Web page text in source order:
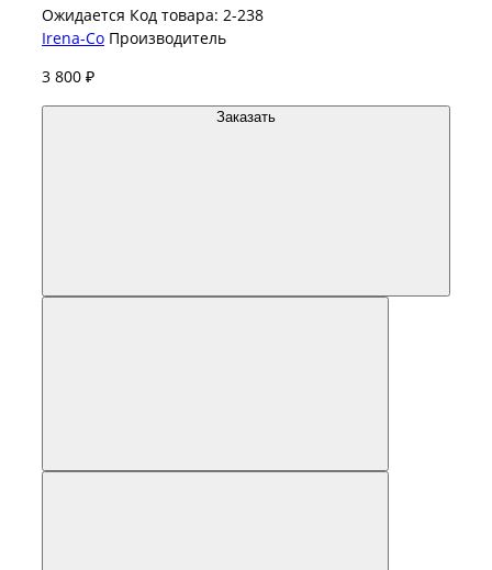
Ожидается Код товара: 2-238
Irena-Co Производитель
3 800 ₽
Заказать